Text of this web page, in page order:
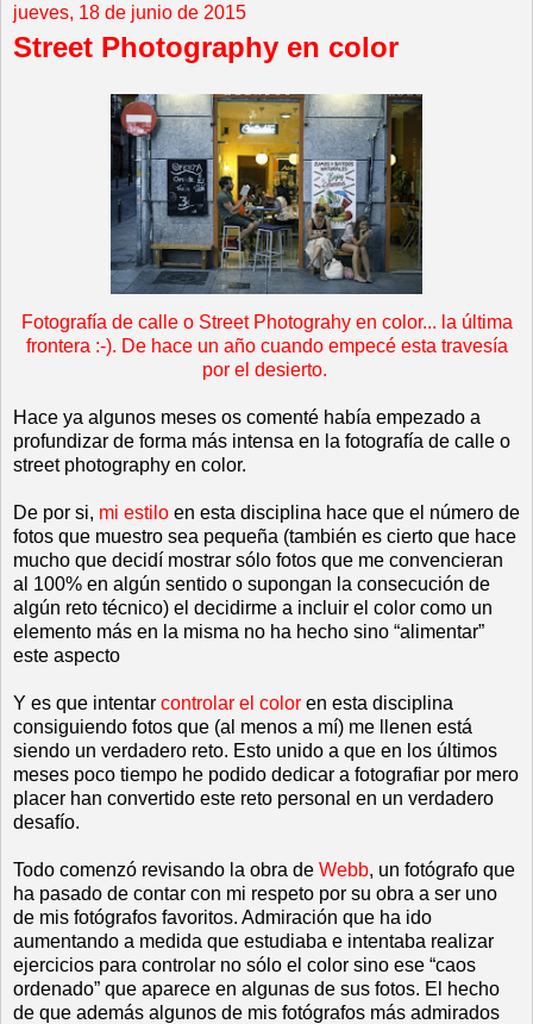
jueves, 18 de junio de 2015
Street Photography en color
Fotografía de calle o Street Photograhy en color... la última
frontera :-). De hace un año cuando empecé esta travesía
por el desierto.
Hace ya algunos meses os comenté había empezado a
profundizar de forma más intensa en la fotografía de calle o
street photography en color.
De por si, mi estilo en esta disciplina hace que el número de
fotos que muestro sea pequeña (también es cierto que hace
mucho que decidí mostrar sólo fotos que me convencieran
al 100% en algún sentido o supongan la consecución de
algún reto técnico) el decidirme a incluir el color como un
elemento más en la misma no ha hecho sino “alimentar”
este aspecto
Y es que intentar controlar el color en esta disciplina
consiguiendo fotos que (al menos a mí) me llenen está
siendo un verdadero reto. Esto unido a que en los últimos
meses poco tiempo he podido dedicar a fotografiar por mero
placer han convertido este reto personal en un verdadero
desafío.
Todo comenzó revisando la obra de Webb, un fotógrafo que
ha pasado de contar con mi respeto por su obra a ser uno
de mis fotógrafos favoritos. Admiración que ha ido
aumentando a medida que estudiaba e intentaba realizar
ejercicios para controlar no sólo el color sino ese “caos
ordenado” que aparece en algunas de sus fotos. El hecho
de que además algunos de mis fotógrafos más admirados